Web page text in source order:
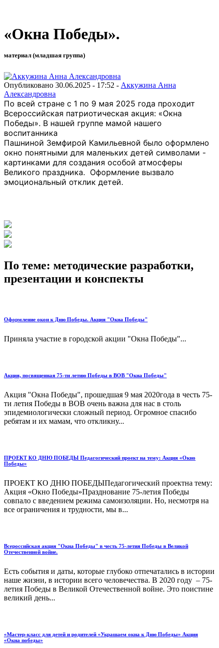
«Окна Победы».
материал (младшая группа)
Опубликовано 30.06.2025 - 17:52 - Аккужина Анна
Александровна
По всей стране с 1 по 9 мая 2025 года проходит
Всероссийская патриотическая акция: «Окна
Победы». В нашей группе мамой нашего
воспитанника
Пашниной Земфирой Камильевной было оформлено
окно понятными для маленьких детей символами -
картинками для создания особой атмосферы
Великого праздника. Оформление вызвало
эмоциональный отклик детей.
По теме: методические разработки,
презентации и конспекты
Оформление окон к Дню Победы. Акция "Окна Победы"
Приняла участие в городской акции "Окна Победы"...
Акция, посвященная 75-ти летию Победы в ВОВ "Окна Победы"
Акция "Окна Победы", прошедшая 9 мая 2020года в честь 75-
ти летия Победы в ВОВ очень важна для нас в столь
эпидемиологически сложный период. Огромное спасибо
ребятам и их мамам, что откликну...
ПРОЕКТ КО ДНЮ ПОБЕДЫ Педагогический проект на тему: Акция «Окно
Победы»
ПРОЕКТ КО ДНЮ ПОБЕДЫПедагогический проектна тему:
Акция «Окно Победы»Празднование 75-летия Победы
совпало с введением режима самоизоляции. Но, несмотря на
все ограничения и трудности, мы в...
Всероссийская акция "Окна Победы" в честь 75-летия Победы в Великой
Отечественной войне.
Есть события и даты, которые глубоко отпечатались в истории
наше жизни, в истории всего человечества. В 2020 году – 75-
летия Победы в Великой Отечественной войне. Это поистине
великий день...
«Мастер-класс для детей и родителей «Украшаем окна к Дню Победы» Акция
«Окна победы»